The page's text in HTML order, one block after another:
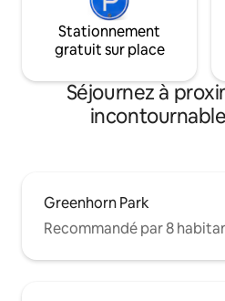
Stationnement
gratuit sur place
Séjournez à
Greenhorn Park
Recommandé par 8